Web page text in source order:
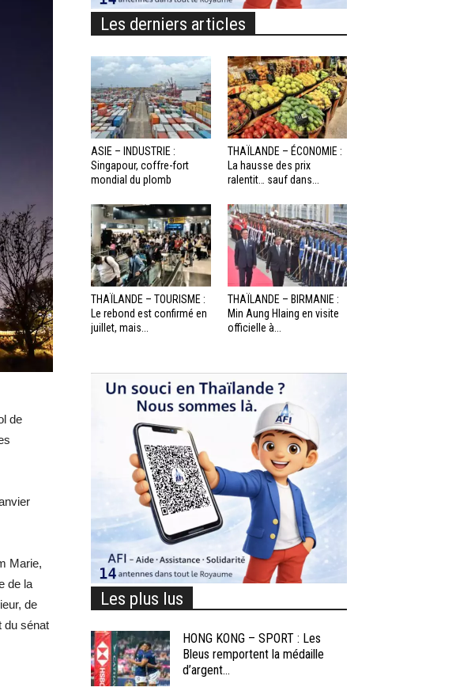
de
Marie,
de la
de
du sénat
Les derniers articles
ASIE – INDUSTRIE :
Singapour, coffre-fort
mondial du plomb
THAÏLANDE – ÉCONOMIE :
La hausse des prix
ralentit… sauf dans...
THAÏLANDE – TOURISME :
Le rebond est confirmé en
juillet, mais...
THAÏLANDE – BIRMANIE :
Min Aung Hlaing en visite
officielle à...
Les plus lus
HONG KONG – SPORT : Les
Bleus remportent la médaille
d’argent...